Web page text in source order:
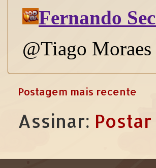
Postagem mais recente
Assinar: